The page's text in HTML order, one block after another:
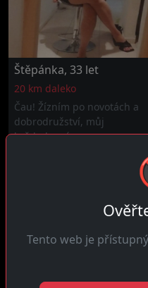
Štěpánka, 33 let
20 km daleko
Čau! Žízním po novotách a
dobrodružství, můj
každodenní...
Tento web je